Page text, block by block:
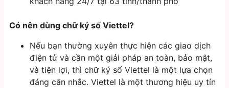
Có nên dùng chữ ký số Viettel?
Nếu bạn thường xuyên thực hiện các giao dịch
điện tử và cần một giải pháp an toàn, bảo mật,
và tiện lợi, thì chữ ký số Viettel là một lựa chọn
đáng cân nhắc. Viettel là một thương hiệu uy tín